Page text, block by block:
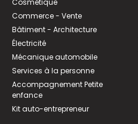
Cosmétique
Commerce - Vente
Bâtiment - Architecture
Électricité
Mécanique automobile
Services à la personne
Accompagnement Petite
enfance
Kit auto-entrepreneur